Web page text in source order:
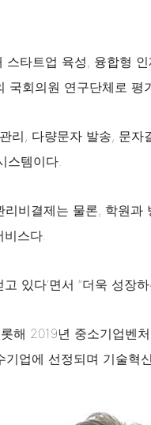
타트업 육성, 융합형
국회의원 연구단체로 평
리, 다량문자 발송, 문
스템이다.
비결제는 물론, 학원
스다.
있다‘면서 ”더욱 성장
해 2019년 중소기업
기업에 선정되며 기술혁